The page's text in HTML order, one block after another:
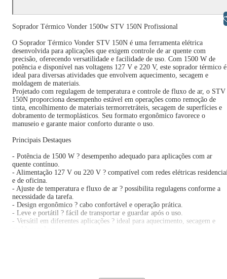
Soprador Térmico Vonder 1500w STV 150N Profissional
O Soprador Térmico Vonder STV 150N é uma ferramenta elétrica
desenvolvida para aplicações que exigem controle de ar quente com
precisão, oferecendo versatilidade e facilidade de uso. Com 1500 W de
potência e disponível nas voltagens 127 V e 220 V, este soprador térmico é
ideal para diversas atividades que envolvem aquecimento, secagem e
moldagem de materiais.
Projetado com regulagem de temperatura e controle de fluxo de ar, o STV
150N proporciona desempenho estável em operações como remoção de
tinta, encolhimento de materiais termorretráteis, secagem de superfícies e
dobramento de termoplásticos. Seu formato ergonômico favorece o
manuseio e garante maior conforto durante o uso.
Principais Destaques
- Potência de 1500 W ? desempenho adequado para aplicações com ar
quente contínuo.
- Alimentação 127 V ou 220 V ? compatível com redes elétricas
e de oficina.
- Ajuste de temperatura e fluxo de ar ? possibilita regulagens conforme a
necessidade da tarefa.
- Design ergonômico ? cabo confortável e operação prática.
- Leve e portátil ? fácil de transportar e guardar após o uso.
- Versátil em diferentes aplicações ? ideal para aquecimento, secagem e